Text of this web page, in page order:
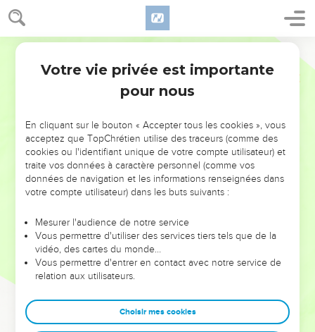
NE MANQUEZ PAS L’ÉVÉNEMENT
DE L’ANNÉE !
ET SI LEURS ERREURS POUVAIENT VOUS ÉVITER LES
VOTRES ?
leur foi ou leur vision. Mais on voit moins les doutes, les erreurs
et les saisons difficiles qu'ils ont traversés, alors même que ce
sont elles qui les ont façonnés.
Dans cette conférence, leaders, entrepreneurs, et responsables
clés pour avancer avec plus de sagesse afin que leurs erreurs
deviennent vos tremplins. Que vous guidiez un ministère, une
Votre vie privée est importante
pour nous
En cliquant sur le bouton « Accepter tous les cookies », vous
acceptez que TopChrétien utilise des traceurs (comme des
cookies ou l'identifiant unique de votre compte utilisateur) et
traite vos données à caractère personnel (comme vos
données de navigation et les informations renseignées dans
votre compte utilisateur) dans les buts suivants :
Mesurer l'audience de notre service
Vous permettre d'utiliser des services tiers tels que de la
vidéo, des cartes du monde…
Vous permettre d'entrer en contact avec notre service de
relation aux utilisateurs.
Choisir mes cookies